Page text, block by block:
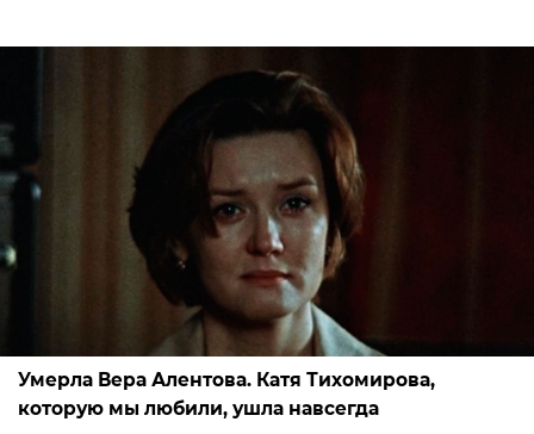
Умерла Вера Алентова. Катя Тихомирова,
которую мы любили, ушла навсегда